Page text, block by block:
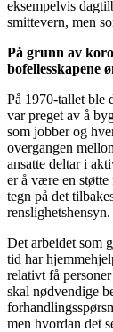
eksempelvis
smittevern, men
På grunn av
bofellesskapene
På 1970-tallet ble
var preget av å
som jobber og
overgangen
ansatte deltar i
er å være en
tegn på det
Det arbeidet som
tid har
relativt få
skal nødvendige
men hvordan det